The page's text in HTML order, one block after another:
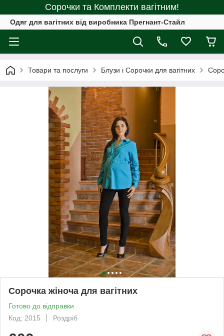
Сорочки та Комплекти вагітним!
Одяг для вагітних від виробника Прегнант-Стайл
Товари та послуги Блузи і Сорочки для вагітних
Сорочка жіноча для вагітних
Готово до відправки
Код: 2015
Роздріб